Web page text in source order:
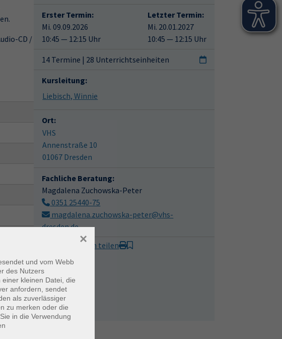
CD /
Erster Termin:
Mi. 09.09.2026
10:45 — 12:15 Uhr
Letzter Termin:
Mi. 20.01.2027
10:45 — 12:15 Uhr
14 Termine | 28 Unterrichtseinheiten
Kursleitung:
Liebisch, Winnie
Ort:
VHS
Annenstraße 10
01067 Dresden
Fachliche Beratung:
Magdalena Zuchowska-Peter
0351 25440-75
magdalena.zuchowska-peter@vhs-
dresden.de
Mit Freunden teilen
und vom Webb
des Nutzers
kleinen Datei, die
anfordern, sendet
als zuverlässiger
zu merken oder die
in die Verwendung
×